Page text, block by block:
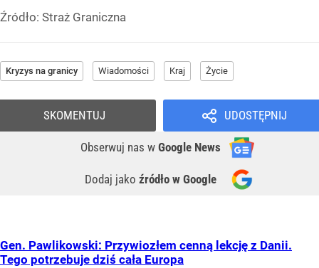
Źródło: Straż Graniczna
Kryzys na granicy Wiadomości Kraj Życie
UDOSTĘPNIJ
Obserwuj nas w Google News
Dodaj jako źródło w Google
SKOMENTUJ
Gen. Pawlikowski: Przywiozłem cenną lekcję z Danii.
Tego potrzebuje dziś cała Europa